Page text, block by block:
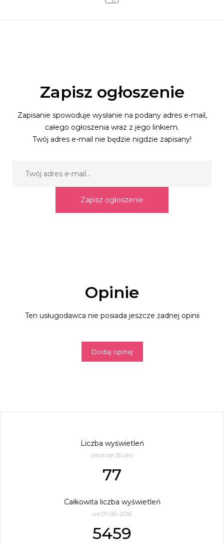
Zapisz ogłoszenie
Zapisanie spowoduje wysłanie na podany adres e-mail,
całego ogłoszenia wraz z jego linkiem.
Twój adres e-mail nie będzie nigdzie zapisany!
Zapisz ogłoszenie
Opinie
Ten usługodawca nie posiada jeszcze żadnej opinii
Dodaj opinię
Liczba wyświetleń
ostatnie 30 dni
77
Całkowita liczba wyświetleń
od 07-06-2016
5459